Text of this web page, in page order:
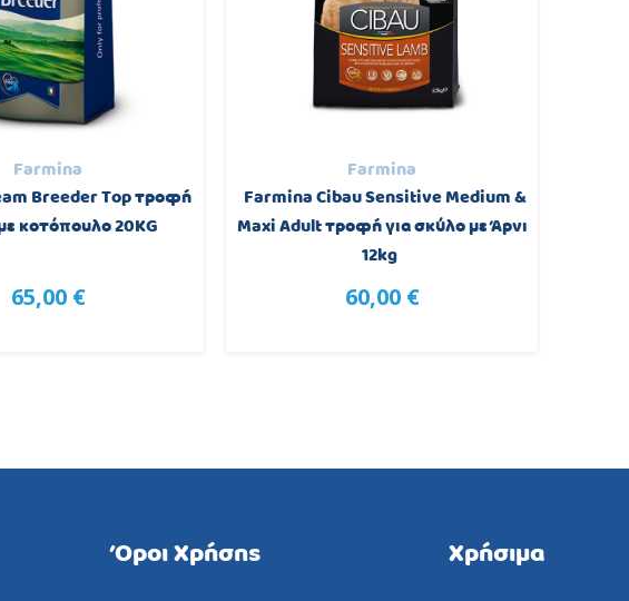
Farmina
Breeder Top τροφή
κοτόπουλο 20KG
65,00 €
Farmina
Farmina Cibau Sensitive Medium &
Maxi Adult τροφή για σκύλο με Άρνι
12kg
60,00 €
Όροι Χρήσης Χρήσιμα